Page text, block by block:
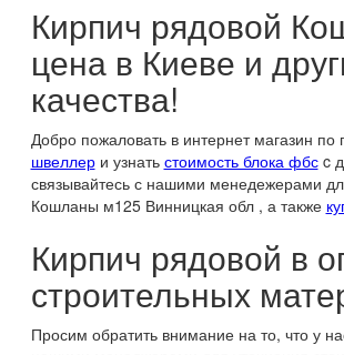
Кирпич рядовой
цена в Киеве и
качества!
Добро пожаловать в интернет магазин
швеллери узнать стоимость блока фбсc
связывайтесь с нашими менедежерами
Кошланы м125 Винницкая обл , а также
Кирпич рядовой в
строительных
Просим обратить внимание на то, что у